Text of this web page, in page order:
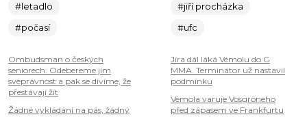
#letadlo
#počasí
Ombudsman o českých
seniorech: Odebereme jim
svéprávnost a pak se divíme, že
přestávají žít
Žádné vykládání na pás, žádný
#jiří procházka
#ufc
Jíra dál láká Vémolu do G
MMA. Terminátor už nastavil
podmínku
Vémola varuje Vosgröneho
před zápasem ve Frankfurtu